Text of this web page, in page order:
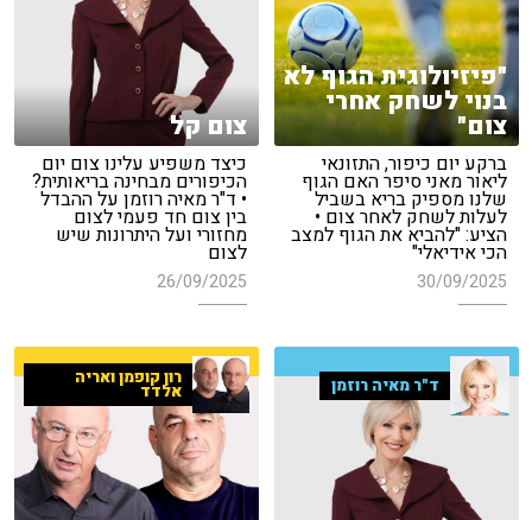
"פיזיולוגית הגוף לא
בנוי לשחק אחרי
צום"
ברקע יום כיפור, התזונאי
ליאור מאני סיפר האם הגוף
שלנו מספיק בריא בשביל
לעלות לשחק לאחר צום •
הציע: "להביא את הגוף למצב
הכי אידיאלי"
30/09/2025
צום קל
כיצד משפיע עלינו צום יום
הכיפורים מבחינה בריאותית?
• ד"ר מאיה רוזמן על ההבדל
בין צום חד פעמי לצום
מחזורי ועל היתרונות שיש
לצום
26/09/2025
ד"ר מאיה רוזמן רון קופמן ואריה
אלדד